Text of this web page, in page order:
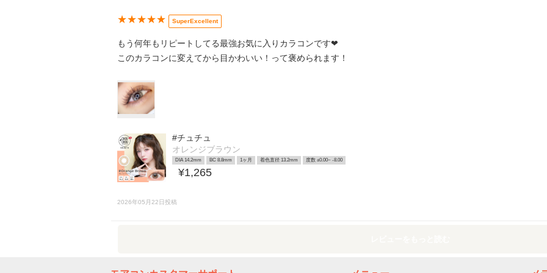
★★★★★ SuperExcellent
もう何年もリピートしてる最強お気に入りカラコンです‪‪‪‪❤︎‬‪‪‪‪‪
このカラコンに変えてから目かわいい！って褒められます！
#チュチュ
オレンジブラウン
DIA 14.2mm BC 8.8mm 1ヶ月 着色直径 13.2mm 度数 ±0.00~ -8.00
¥1,265
2026年05月22日投稿